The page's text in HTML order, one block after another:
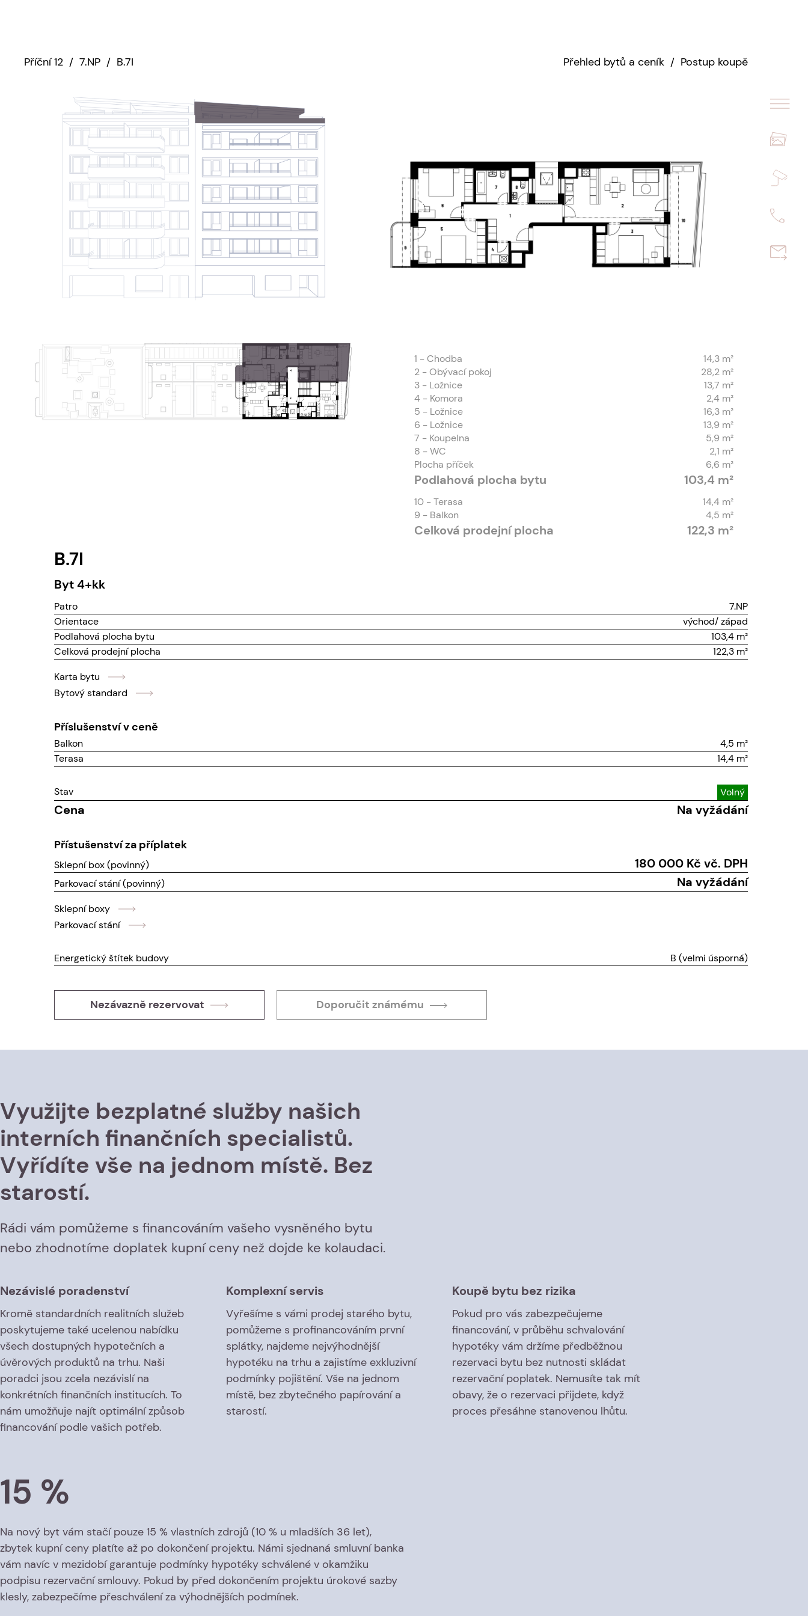
Příční 12 / 7.NP / B.7I Přehled bytů a ceník / Postup koupě
1 - Chodba
14,3 m²
2- Obývací pokoj
28,2 m²
3- Ložnice
13,7 m²
4- Komora
2,4 m²
5 - Ložnice
16,3 m²
6 - Ložnice
13,9 m²
7 - Koupelna
5,9 m²
8 - WC
2,1 m²
Plocha příček
6,6 m²
Podlahová plocha bytu 103,4 m²
10- Terasa
14,4 m²
9 - Balkon 4,5 m²
Celková prodejní plocha 122,3 m²
B.7I
byt4+kk
Patro
7.NP
Orientace
východ/ západ
Podlahová plocha bytu
103,4 m²
Celková prodejní plocha
122,3 m²
Karta bytu
Bytový standard
Příslušenství v ceně
Balkon
4,5 m²
Terasa
14,4 m²
Stav Volný
Cena Na vyžádání
Přístušenství za příplatek
Sklepní box (povinný) 180 000 Kč vč. DPH
Parkovací stání (povinný) Na vyžádání
Sklepní boxy
Parkovací stání
Energetický štítek budovy B (velmi úsporná)
Nezávazně rezervovat Doporučit známému
Využijte bezplatné služby našich
interních finančních specialistů.
Vyřídíte vše na jednom místě. Bez
starostí.
Rádi vám pomůžeme s financováním vašeho vysněného bytu
nebo zhodnotíme doplatek kupní ceny než dojde ke kolaudaci.
Nezávislé poradenství
Kromě standardních realitních služeb
poskytujeme také ucelenou nabídku
všech dostupných hypotečních a
úvěrových produktů na trhu. Naši
poradci jsou zcela nezávislí na
konkrétních finančních institucích. To
nám umožňuje najít optimální způsob
financování podle vašich potřeb.
Komplexní servis
Vyřešíme s vámi prodej starého bytu,
pomůžeme s profinancováním první
splátky, najdeme nejvýhodnější
hypotéku na trhu a zajistíme exkluzivní
podmínky pojištění. Vše na jednom
místě, bez zbytečného papírování a
starostí.
Koupě bytu bez rizika
Pokud pro vás zabezpečujeme
financování, v průběhu schvalování
hypotéky vám držíme předběžnou
rezervaci bytu bez nutnosti skládat
rezervační poplatek. Nemusíte tak mít
obavy, že o rezervaci přijdete, když
proces přesáhne stanovenou lhůtu.
15 %
Na nový byt vám stačí pouze 15 % vlastních zdrojů (10 % u mladších 36 let),
zbytek kupní ceny platíte až po dokončení projektu. Námi sjednaná smluvní banka
vám navíc v mezidobí garantuje podmínky hypotéky schválené v okamžiku
podpisu rezervační smlouvy. Pokud by před dokončením projektu úrokové sazby
klesly, zabezpečíme přeschválení za výhodnějších podmínek.